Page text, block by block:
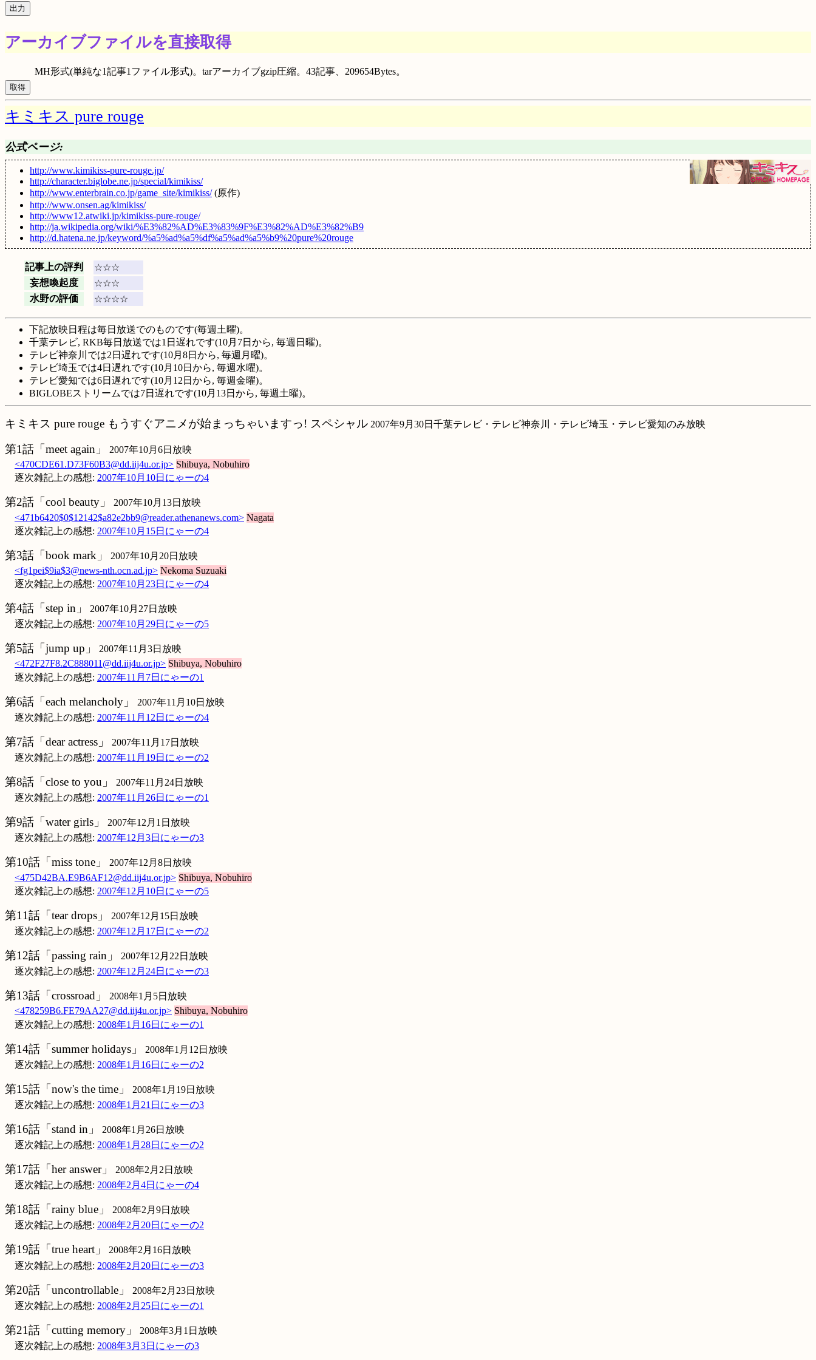
アーカイブファイルを直接取得
MH形式(単純な1記事1ファイル形式)。tarアーカイブgzip圧縮。43記事、209654Bytes。
キミキス pure rouge
公式ページ:
http://www.kimikiss-pure-rouge.jp/
http://character.biglobe.ne.jp/special/kimikiss/
http://www.enterbrain.co.jp/game_site/kimikiss/(原作)
http://www.onsen.ag/kimikiss/
http://www12.atwiki.jp/kimikiss-pure-rouge/
http://ja.wikipedia.org/wiki/%E3%82%AD%E3%83%9F%E3%82%AD%E3%82%B9
http://d.hatena.ne.jp/keyword/%a5%ad%a5%df%a5%ad%a5%b9%20pure%20rouge
記事上の評判
☆☆☆
妄想喚起度
☆☆☆
水野の評価
☆☆☆☆
下記放映日程は毎日放送でのものです(毎週土曜)。
千葉テレビ, RKB毎日放送では1日遅れです(10月7日から, 毎週日曜)。
テレビ神奈川では2日遅れです(10月8日から, 毎週月曜)。
テレビ埼玉では4日遅れです(10月10日から, 毎週水曜)。
テレビ愛知では6日遅れです(10月12日から, 毎週金曜)。
BIGLOBEストリームでは7日遅れです(10月13日から, 毎週土曜)。
キミキス pure rouge もうすぐアニメが始まっちゃいますっ! スペシャル 2007年9月30日千葉テレビ・テレビ神奈川・テレビ埼玉・テレビ愛知のみ放映
第1話「meet again」
2007年10月6日放映
<470CDE61.D73F60B3@dd.iij4u.or.jp> Shibuya, Nobuhiro
逐次雑記上の感想: 2007年10月10日にゃーの4
第2話「cool beauty」
2007年10月13日放映
<471b6420$0$12142$a82e2bb9@reader.athenanews.com> Nagata
逐次雑記上の感想: 2007年10月15日にゃーの4
第3話「book mark」
2007年10月20日放映
<fg1pei$9ia$3@news-nth.ocn.ad.jp> Nekoma Suzuaki
逐次雑記上の感想: 2007年10月23日にゃーの4
第4話「step in」
2007年10月27日放映
逐次雑記上の感想: 2007年10月29日にゃーの5
第5話「jump up」
2007年11月3日放映
<472F27F8.2C888011@dd.iij4u.or.jp> Shibuya, Nobuhiro
逐次雑記上の感想: 2007年11月7日にゃーの1
第6話「each melancholy」
2007年11月10日放映
逐次雑記上の感想: 2007年11月12日にゃーの4
第7話「dear actress」
2007年11月17日放映
逐次雑記上の感想: 2007年11月19日にゃーの2
第8話「close to you」
2007年11月24日放映
逐次雑記上の感想: 2007年11月26日にゃーの1
第9話「water girls」
2007年12月1日放映
逐次雑記上の感想: 2007年12月3日にゃーの3
第10話「miss tone」
2007年12月8日放映
<475D42BA.E9B6AF12@dd.iij4u.or.jp> Shibuya, Nobuhiro
逐次雑記上の感想: 2007年12月10日にゃーの5
第11話「tear drops」
2007年12月15日放映
逐次雑記上の感想: 2007年12月17日にゃーの2
第12話「passing rain」
2007年12月22日放映
逐次雑記上の感想: 2007年12月24日にゃーの3
第13話「crossroad」
2008年1月5日放映
<478259B6.FE79AA27@dd.iij4u.or.jp> Shibuya, Nobuhiro
逐次雑記上の感想: 2008年1月16日にゃーの1
第14話「summer holidays」
2008年1月12日放映
逐次雑記上の感想: 2008年1月16日にゃーの2
第15話「now's the time」
2008年1月19日放映
逐次雑記上の感想: 2008年1月21日にゃーの3
第16話「stand in」
2008年1月26日放映
逐次雑記上の感想: 2008年1月28日にゃーの2
第17話「her answer」
2008年2月2日放映
逐次雑記上の感想: 2008年2月4日にゃーの4
第18話「rainy blue」
2008年2月9日放映
逐次雑記上の感想: 2008年2月20日にゃーの2
第19話「true heart」
2008年2月16日放映
逐次雑記上の感想: 2008年2月20日にゃーの3
第20話「uncontrollable」
2008年2月23日放映
逐次雑記上の感想: 2008年2月25日にゃーの1
第21話「cutting memory」
2008年3月1日放映
逐次雑記上の感想: 2008年3月3日にゃーの3